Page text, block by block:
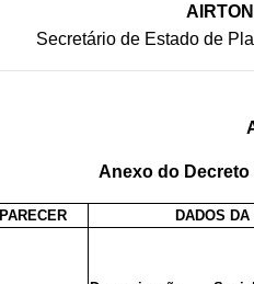
Secretário de Estado de
Anexo do Decreto
PARECER DADOS